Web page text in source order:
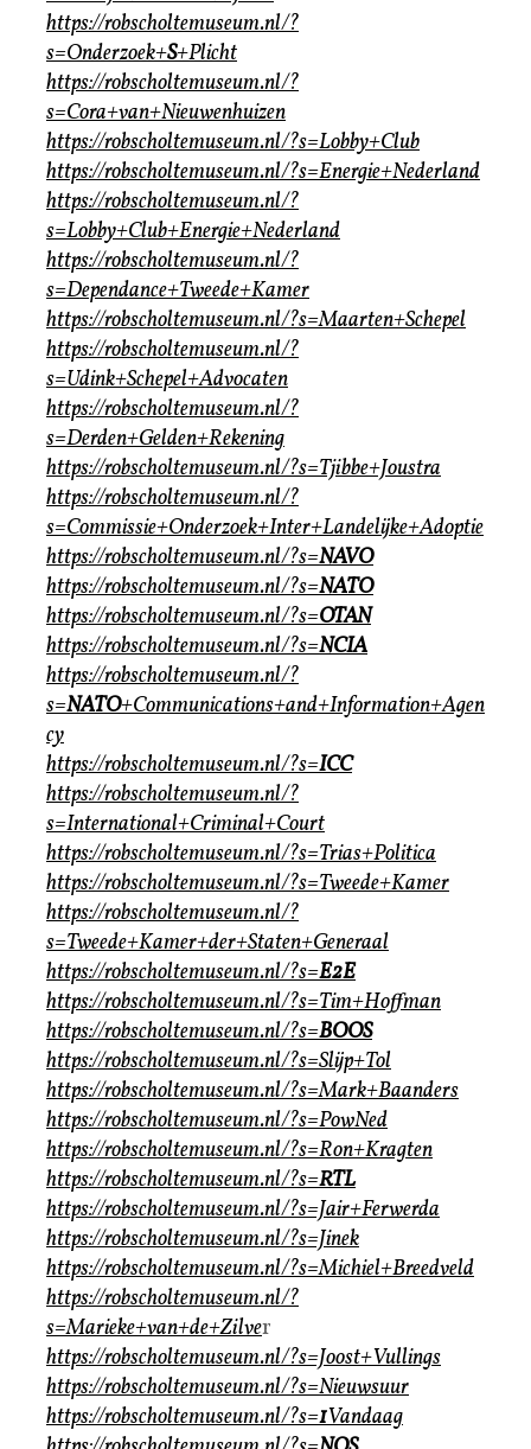
https://robscholtemuseum.nl/?
s=Onderzoek+S+Plicht
https://robscholtemuseum.nl/?
s=Cora+van+Nieuwenhuizen
https://robscholtemuseum.nl/?s=Lobby+Club
https://robscholtemuseum.nl/?s=Energie+Nederland
https://robscholtemuseum.nl/?
s=Lobby+Club+Energie+Nederland
https://robscholtemuseum.nl/?
s=Dependance+Tweede+Kamer
https://robscholtemuseum.nl/?s=Maarten+Schepel
https://robscholtemuseum.nl/?
s=Udink+Schepel+Advocaten
https://robscholtemuseum.nl/?
s=Derden+Gelden+Rekening
https://robscholtemuseum.nl/?s=Tjibbe+Joustra
https://robscholtemuseum.nl/?
s=Commissie+Onderzoek+Inter+Landelijke+Adoptie
https://robscholtemuseum.nl/?s=NAVO
https://robscholtemuseum.nl/?s=NATO
https://robscholtemuseum.nl/?s=OTAN
https://robscholtemuseum.nl/?s=NCIA
https://robscholtemuseum.nl/?
s=NATO+Communications+and+Information+Agen
cy
https://robscholtemuseum.nl/?s=ICC
https://robscholtemuseum.nl/?
s=International+Criminal+Court
https://robscholtemuseum.nl/?s=Trias+Politica
https://robscholtemuseum.nl/?s=Tweede+Kamer
https://robscholtemuseum.nl/?
s=Tweede+Kamer+der+Staten+Generaal
https://robscholtemuseum.nl/?s=E2E
https://robscholtemuseum.nl/?s=Tim+Hoffman
https://robscholtemuseum.nl/?s=BOOS
https://robscholtemuseum.nl/?s=Slijp+Tol
https://robscholtemuseum.nl/?s=Mark+Baanders
https://robscholtemuseum.nl/?s=PowNed
https://robscholtemuseum.nl/?s=Ron+Kragten
https://robscholtemuseum.nl/?s=RTL
https://robscholtemuseum.nl/?s=Jair+Ferwerda
https://robscholtemuseum.nl/?s=Jinek
https://robscholtemuseum.nl/?s=Michiel+Breedveld
https://robscholtemuseum.nl/?
s=Marieke+van+de+Zilver
https://robscholtemuseum.nl/?s=Joost+Vullings
https://robscholtemuseum.nl/?s=Nieuwsuur
https://robscholtemuseum.nl/?s=1Vandaag